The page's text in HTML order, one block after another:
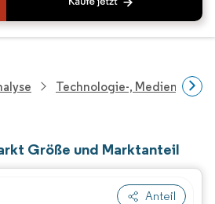
Technologie-, Medien- Und
Größe und Marktanteil
Anteil